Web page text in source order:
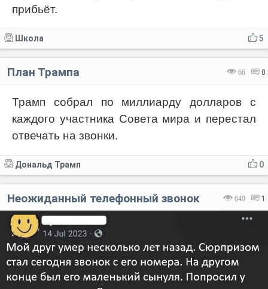
прибьёт.
5
Школа
66 0
План Трампа
Трамп собрал по миллиарду долларов с
каждого участника Совета мира и перестал
отвечать на звонки.
0
Дональд Трамп
649 1
Неожиданный телефонный звонок